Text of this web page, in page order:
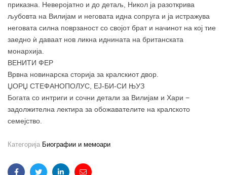
приказна. Неверојатно и до детаљ, Никол ја разоткрива
љубовта на Вилијам и неговата идна сопруга и ја истражува
неговата силна поврзаност со својот брат и начинот на кој тие
заедно ѝ даваат нов ликна иднината на британската
монархија.
ВЕНИТИ ФЕР
Врвна новинарска сторија за кралскиот двор.
ЏОРЏ СТЕФАНОПОЛУС, ЕЈ-БИ-СИ ЊУЗ
Богата со интриги и сочни детали за Вилијам и Хари −
задолжителна лектира за обожавателите на кралското
семејство.
Категорија Биографии и мемоари